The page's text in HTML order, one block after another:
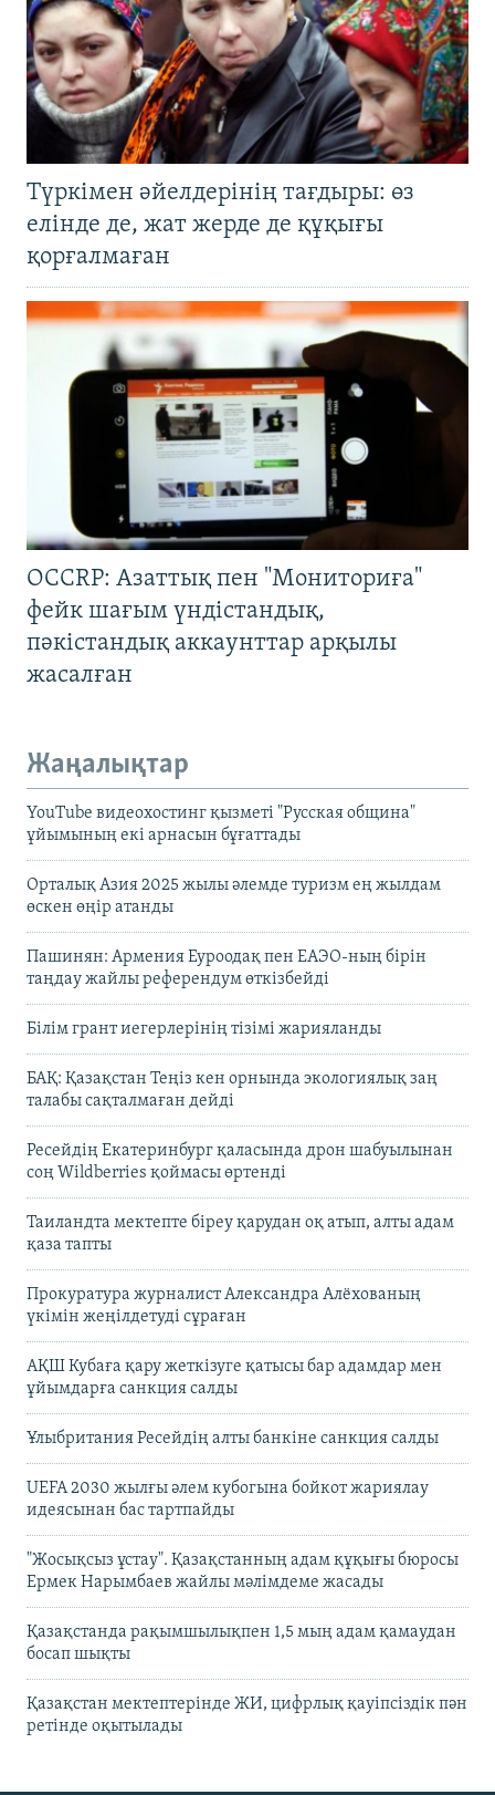
Түркімен әйелдерінің тағдыры: өз
елінде де, жат жерде де құқығы
қорғалмаған
OCCRP: Азаттық пен "Мониториға"
фейк шағым үндістандық,
пәкістандық аккаунттар арқылы
жасалған
Жаңалықтар
YouTube видеохостинг қызметі "Русская община"
ұйымының екі арнасын бұғаттады
Орталық Азия 2025 жылы әлемде туризм ең жылдам
өскен өңір атанды
Пашинян: Армения Еуроодақ пен ЕАЭО-ның бірін
таңдау жайлы референдум өткізбейді
Білім грант иегерлерінің тізімі жарияланды
БАҚ: Қазақстан Теңіз кен орнында экологиялық заң
талабы сақталмаған дейді
Ресейдің Екатеринбург қаласында дрон шабуылынан
соң Wildberries қоймасы өртенді
Таиландта мектепте біреу қарудан оқ атып, алты адам
қаза тапты
Прокуратура журналист Александра Алёхованың
үкімін жеңілдетуді сұраған
АҚШ Кубаға қару жеткізуге қатысы бар адамдар мен
ұйымдарға санкция салды
Ұлыбритания Ресейдің алты банкіне санкция салды
UEFA 2030 жылғы әлем кубогына бойкот жариялау
идеясынан бас тартпайды
"Жосықсыз ұстау". Қазақстанның адам құқығы бюросы
Ермек Нарымбаев жайлы мәлімдеме жасады
Қазақстанда рақымшылықпен 1,5 мың адам қамаудан
босап шықты
Қазақстан мектептерінде ЖИ, цифрлық қауіпсіздік пән
ретінде оқытылады